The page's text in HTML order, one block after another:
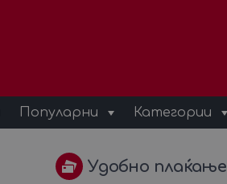
Популарни Категории
Удобно плаќање